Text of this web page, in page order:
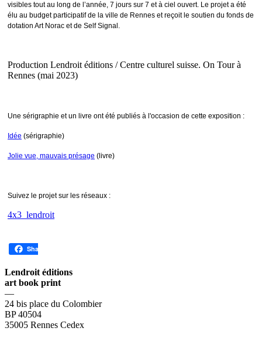
visibles tout au long de l’année, 7 jours sur 7 et à ciel ouvert. Le projet a été
élu au budget participatif de la ville de Rennes et reçoit le soutien du fonds de
dotation Art Norac et de Self Signal.
Production Lendroit éditions / Centre culturel suisse. On Tour à
Rennes (mai 2023)
Une sérigraphie et un livre ont été publiés à l'occasion de cette exposition :
Idée (sérigraphie)
Jolie vue, mauvais présage (livre)
Suivez le projet sur les réseaux :
4x3_lendroit
Share
Lendroit éditions
art book print
—
24 bis place du Colombier
BP 40504
35005 Rennes Cedex